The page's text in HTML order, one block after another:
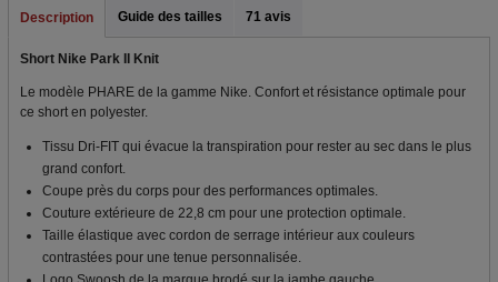
Description Guide des tailles 71 avis
Short Nike Park II Knit
Le modèle PHARE de la gamme Nike. Confort et résistance optimale pour
ce short en polyester.
Tissu Dri-FIT qui évacue la transpiration pour rester au sec dans le plus
grand confort.
Coupe près du corps pour des performances optimales.
Couture extérieure de 22,8 cm pour une protection optimale.
Taille élastique avec cordon de serrage intérieur aux couleurs
contrastées pour une tenue personnalisée.